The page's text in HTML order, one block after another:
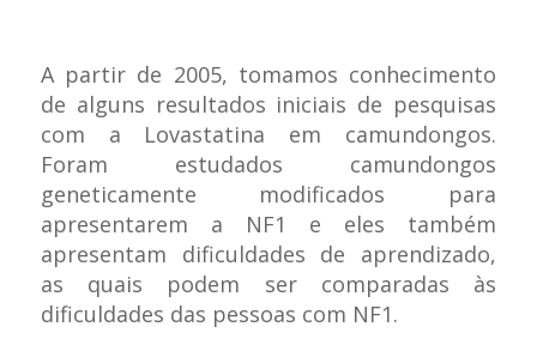
A partir de 2005, tomamos conhecimento
de alguns resultados iniciais de pesquisas
com a Lovastatina em camundongos.
Foram estudados camundongos
geneticamente modificados para
apresentarem a NF1 e eles também
apresentam dificuldades de aprendizado,
as quais podem ser comparadas às
dificuldades das pessoas com NF1.